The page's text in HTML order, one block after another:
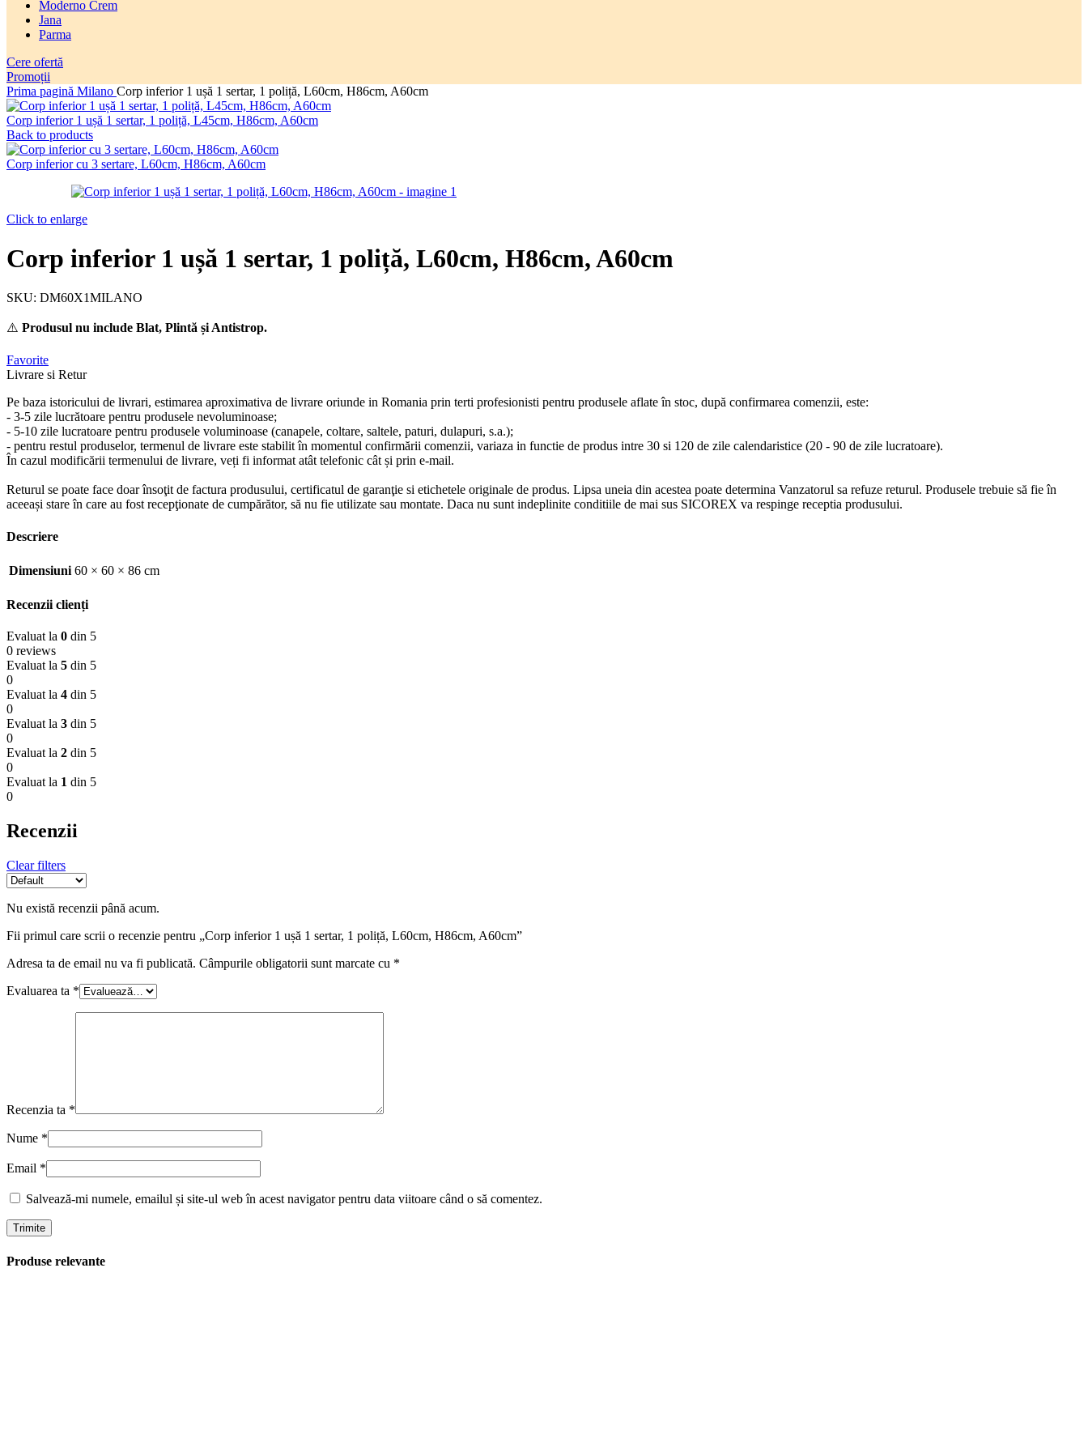
Moderno Crem
Jana
Parma
Cere ofertă
Promoții
Prima pagină Milano Corp inferior 1 ușă 1 sertar, 1 poliță, L60cm, H86cm, A60cm
Corp inferior 1 ușă 1 sertar, 1 poliță, L45cm, H86cm, A60cm
Back to products
Corp inferior cu 3 sertare, L60cm, H86cm, A60cm
Click to enlarge
Corp inferior 1 ușă 1 sertar, 1 poliță, L60cm, H86cm, A60cm
SKU: DM60X1MILANO
⚠️ Produsul nu include Blat, Plintă și Antistrop.
Favorite
Livrare si Retur
Pe baza istoricului de livrari, estimarea aproximativa de livrare oriunde in Romania prin terti profesionisti pentru produsele aflate în stoc, după confirmarea comenzii, este:
- 3-5 zile lucrătoare pentru produsele nevoluminoase;
- 5-10 zile lucratoare pentru produsele voluminoase (canapele, coltare, saltele, paturi, dulapuri, s.a.);
- pentru restul produselor, termenul de livrare este stabilit în momentul confirmării comenzii, variaza in functie de produs intre 30 si 120 de zile calendaristice (20 - 90 de zile lucratoare).
În cazul modificării termenului de livrare, veți fi informat atât telefonic cât și prin e-mail.
Returul se poate face doar însoţit de factura produsului, certificatul de garanţie si etichetele originale de produs. Lipsa uneia din acestea poate determina Vanzatorul sa refuze returul. Produsele trebuie să fie în
aceeași stare în care au fost recepţionate de cumpărător, să nu fie utilizate sau montate. Daca nu sunt indeplinite conditiile de mai sus SICOREX va respinge receptia produsului.
Descriere
Dimensiuni 60 × 60 × 86 cm
Recenzii clienți
Evaluat la 0 din 5
0 reviews
Evaluat la 5 din 5
0
Evaluat la 4 din 5
0
Evaluat la 3 din 5
0
Evaluat la 2 din 5
0
Evaluat la 1 din 5
0
Recenzii
Clear filters
Nu există recenzii până acum.
Fii primul care scrii o recenzie pentru „Corp inferior 1 ușă 1 sertar, 1 poliță, L60cm, H86cm, A60cm”
Adresa ta de email nu va fi publicată. Câmpurile obligatorii sunt marcate cu *
Evaluarea ta *
Recenzia ta *
Nume *
Email *
Salvează-mi numele, emailul și site-ul web în acest navigator pentru data viitoare când o să comentez.
Produse relevante